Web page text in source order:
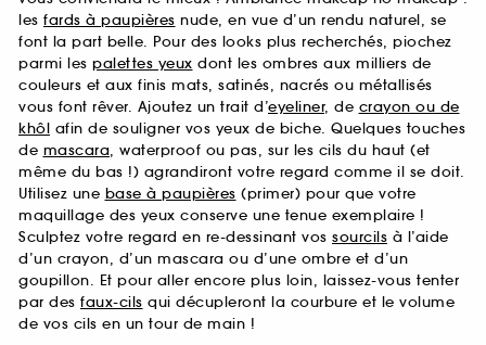
les fards à paupières nude, en vue d’un rendu naturel, se
font la part belle. Pour des looks plus recherchés, piochez
parmi les palettes yeux dont les ombres aux milliers de
couleurs et aux finis mats, satinés, nacrés ou métallisés
vous font rêver. Ajoutez un trait d’eyeliner, de crayon ou de
khôl afin de souligner vos yeux de biche. Quelques touches
de mascara, waterproof ou pas, sur les cils du haut (et
même du bas !) agrandiront votre regard comme il se doit.
Utilisez une base à paupières (primer) pour que votre
maquillage des yeux conserve une tenue exemplaire !
Sculptez votre regard en re-dessinant vos sourcils à l’aide
d’un crayon, d’un mascara ou d’une ombre et d’un
goupillon. Et pour aller encore plus loin, laissez-vous tenter
par des faux-cils qui décupleront la courbure et le volume
de vos cils en un tour de main !